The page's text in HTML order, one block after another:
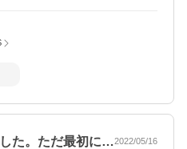
た。ただ最初に…2022/05/16